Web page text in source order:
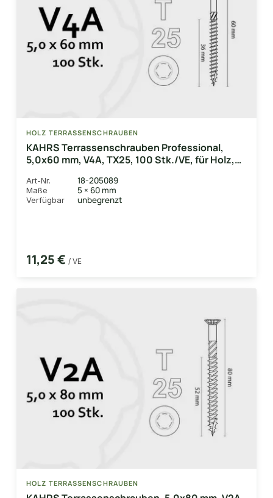
HOLZ TERRASSENSCHRAUBEN
KAHRS Terrassenschrauben Professional,
5,0x60 mm, V4A, TX25, 100 Stk./VE, für Holz,
Art-Nr. 18-205089
Maße 5 × 60 mm
Verfügbar unbegrenzt
11,25 € / VE
HOLZ TERRASSENSCHRAUBEN